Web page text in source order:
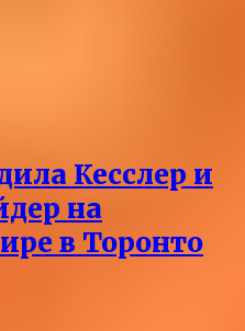
Кесслер и
на
в Торонто